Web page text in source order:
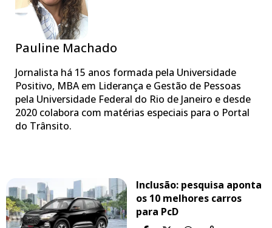
Pauline Machado
Jornalista há 15 anos formada pela Universidade
Positivo, MBA em Liderança e Gestão de Pessoas
pela Universidade Federal do Rio de Janeiro e desde
2020 colabora com matérias especiais para o Portal
do Trânsito.
Inclusão: pesquisa aponta
os 10 melhores carros
para PcD